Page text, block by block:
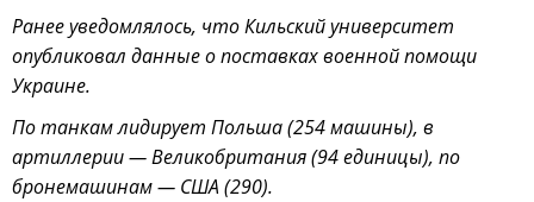
Ранее уведомлялось, что Кильский университет
опубликовал данные о поставках военной помощи
Украине.
По танкам лидирует Польша (254 машины), в
артиллерии — Великобритания (94 единицы), по
бронемашинам — США (290).